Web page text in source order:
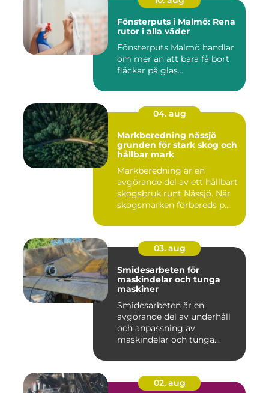
Fönsterputs i Malmö: Rena
rutor i alla väder
Fönsterputs Malmö handlar
om mer än att bara få bort
fläckar på glas...
04. aug
Markberedning nässjö
grunden för stark skog och
hållbar mark
Markberedning är en
avgörande del av ett hållbart
skogsbruk runt Nässjö. När
skogsmarken förbereds p...
03. aug
Smidesarbeten för
maskindelar och tunga
maskiner
Smidesarbeten är en
avgörande del av underhåll
och anpassning av
maskindelar och tunga
02. aug